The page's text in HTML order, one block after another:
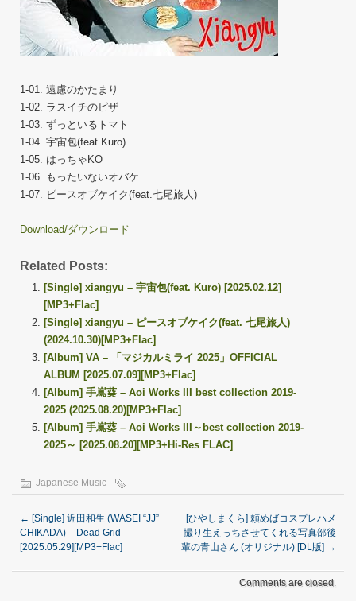
1-01. 遠慮のかたまり
1-02. ラスイチのピザ
1-03. ずっといるトマト
1-04. 宇宙包(feat.Kuro)
1-05. はっちゃKO
1-06. もったいないオバケ
1-07. ピースオブケイク(feat.七尾旅人)
Download/ダウンロード
Related Posts:
[Single] xiangyu – 宇宙包(feat. Kuro) [2025.02.12]
[MP3+Flac]
[Single] xiangyu – ピースオブケイク(feat. 七尾旅人)
(2024.10.30)[MP3+Flac]
[Album] VA – 「マジカルミライ 2025」OFFICIAL
ALBUM [2025.07.09][MP3+Flac]
[Album] 手嶌葵 – Aoi Works III best collection 2019-
2025 (2025.08.20)[MP3+Flac]
[Album] 手嶌葵 – Aoi Works III～best collection 2019-
2025～ [2025.08.20][MP3+Hi-Res FLAC]
Japanese Music
← [Single] 近田和生 (WASEI “JJ”
CHIKADA) – Dead Grid
[2025.05.29][MP3+Flac]
[ひやしまくら] 頼めばコスプレハメ
撮り生えっちさせてくれる写真部後
輩の青山さん (オリジナル) [DL版] →
Comments are closed.